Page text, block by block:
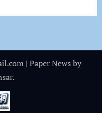
| Paper News by
.